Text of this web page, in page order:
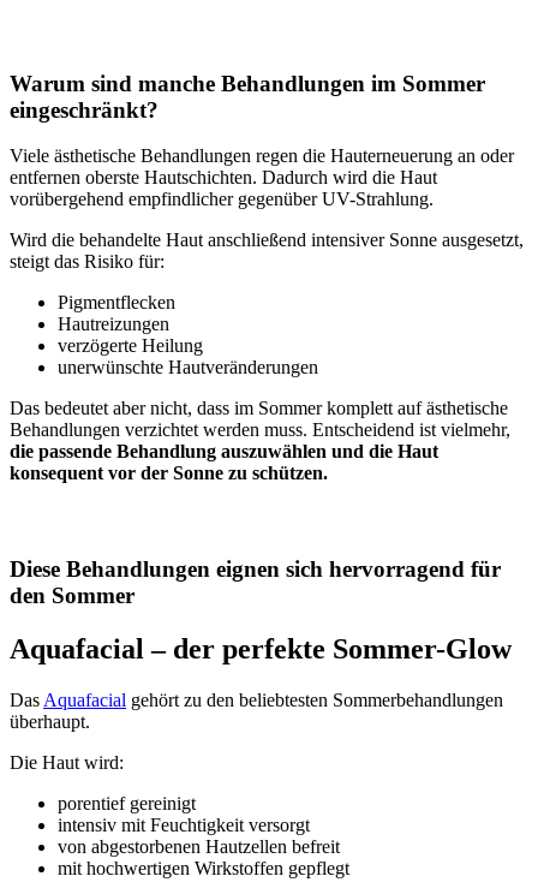
Warum sind manche Behandlungen im Sommer
eingeschränkt?
Viele ästhetische Behandlungen regen die Hauterneuerung an oder
entfernen oberste Hautschichten. Dadurch wird die Haut
vorübergehend empfindlicher gegenüber UV-Strahlung.
Wird die behandelte Haut anschließend intensiver Sonne ausgesetzt,
steigt das Risiko für:
Pigmentflecken
Hautreizungen
verzögerte Heilung
unerwünschte Hautveränderungen
Das bedeutet aber nicht, dass im Sommer komplett auf ästhetische
Behandlungen verzichtet werden muss. Entscheidend ist vielmehr,
die passende Behandlung auszuwählen und die Haut
konsequent vor der Sonne zu schützen.
Diese Behandlungen eignen sich hervorragend für
den Sommer
Aquafacial – der perfekte Sommer-Glow
Das Aquafacial gehört zu den beliebtesten Sommerbehandlungen
überhaupt.
Die Haut wird:
porentief gereinigt
intensiv mit Feuchtigkeit versorgt
von abgestorbenen Hautzellen befreit
mit hochwertigen Wirkstoffen gepflegt